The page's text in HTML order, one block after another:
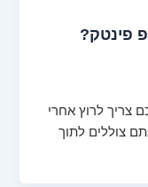
פינטק?
צריך לרוץ אחרי
צוללים לתוך